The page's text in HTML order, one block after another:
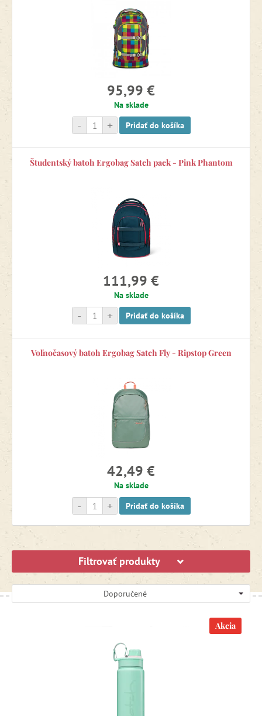
95,99 €
Na sklade
+
- Pridať do košíka
Študentský batoh Ergobag Satch pack - Pink Phantom
111,99 €
Na sklade
+
- Pridať do košíka
Voľnočasový batoh Ergobag Satch Fly - Ripstop Green
42,49 €
Na sklade
+
- Pridať do košíka
Filtrovať produkty
Doporučené
Akcia